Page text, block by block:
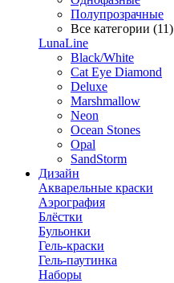
Полупрозрачные
Все категории (11)
LunaLine
Black/White
Cat Eye Diamond
Deluxe
Marshmallow
Neon
Ocean Stones
Opal
SandStorm
Дизайн
Акварельные краски
Аэрография
Блёстки
Бульонки
Гель-краски
Гель-паутинка
Наборы